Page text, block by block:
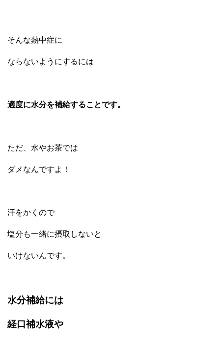
そんな熱中症に
ならないようにするには
適度に水分を補給することです。
ただ、水やお茶では
ダメなんですよ！
汗をかくので
塩分も一緒に摂取しないと
いけないんです。
水分補給には
経口補水液や